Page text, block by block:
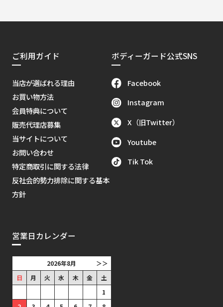
ご利用ガイド
当店が選ばれる理由
お買い物方法
会員特典について
販売代理店募集
当サイトについて
お問い合わせ
特定商取引に関する法律
反社会的勢力排除に関する基本
方針
ボディーガード公式SNS
Facebook
Instagram
X（旧Twitter）
Youtube
Tik Tok
営業日カレンダー
＞＞
2026年8月
日
月 火 水 木 金
土
1